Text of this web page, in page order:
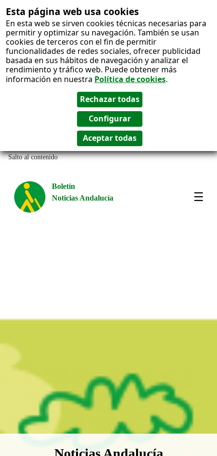
Esta página web usa cookies
En esta web se sirven cookies técnicas necesarias para
permitir y optimizar su navegación. También se usan
cookies de terceros con el fin de permitir
funcionalidades de redes sociales, ofrecer publicidad
basada en sus hábitos de navegación y analizar el
rendimiento y tráfico web. Puede obtener más
información en nuestra Política de cookies.
Salto al contenido
Boletín
Noticias Andalucía
Boletín Noticias Andalucía